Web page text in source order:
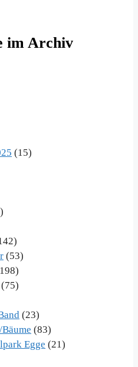
im Archiv
(15)
(53)
(75)
(23)
(83)
Egge (21)